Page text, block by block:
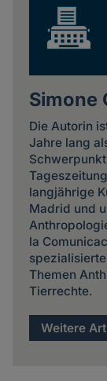
Simone
Die Autorin
Jahre lang
langjährige
Madrid und
la
Themen
Tierrechte.
Weitere